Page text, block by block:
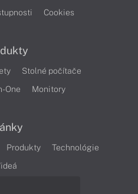
Cookies
Stolné počítače
One
Monitory
Produkty
Technológie